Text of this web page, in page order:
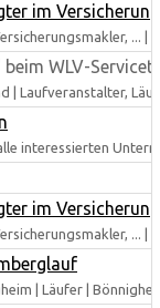
im
... |
WLV-
| Laufveranstalter,
interessierten
im
... |
| Läufer |